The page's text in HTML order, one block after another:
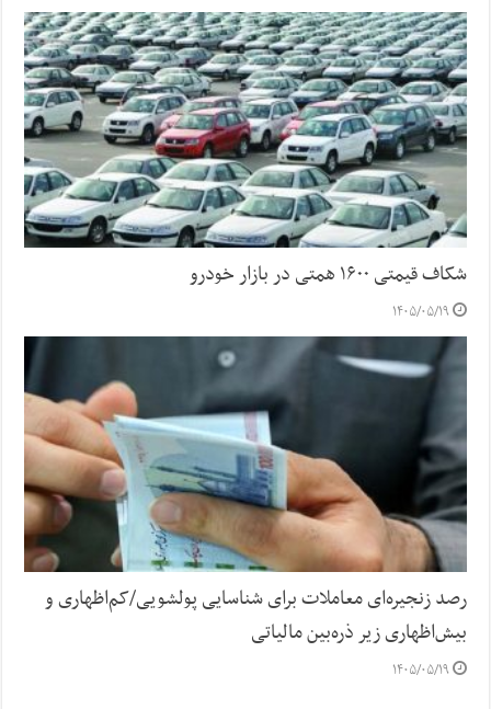
شکاف قیمتی ۱۶۰۰ همتی در بازار خودرو
۱۴۰۵/۰۵/۱۹
رصد زنجیره‌ای معاملات برای شناسایی پولشویی/کم‌اظهاری و
بیش‌اظهاری زیر ذره‌بین مالیاتی
۱۴۰۵/۰۵/۱۹